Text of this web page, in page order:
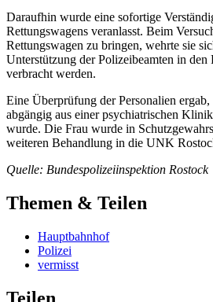
Daraufhin wurde eine sofortige
Rettungswagens veranlasst. Beim
Rettungswagen zu bringen, wehrte sie
Unterstützung der Polizeibeamten in
verbracht werden.
Eine Überprüfung der Personalien ergab,
abgängig aus einer psychiatrischen
wurde. Die Frau wurde in
weiteren Behandlung in die UNK
Quelle: Bundespolizeiinspektion Rostock
Themen & Teilen
Hauptbahnhof
Polizei
vermisst
Teilen